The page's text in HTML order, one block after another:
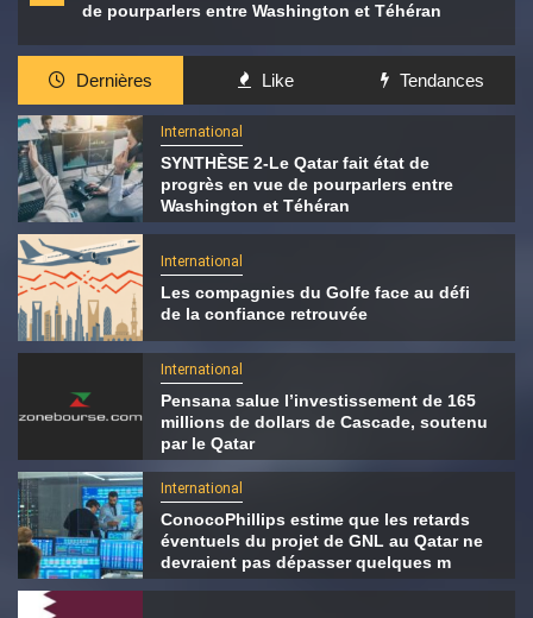
de pourparlers entre Washington et Téhéran
Dernières Like Tendances
International
SYNTHÈSE 2-Le Qatar fait état de
progrès en vue de pourparlers entre
Washington et Téhéran
International
Les compagnies du Golfe face au défi
de la confiance retrouvée
International
Pensana salue l’investissement de 165
millions de dollars de Cascade, soutenu
par le Qatar
International
ConocoPhillips estime que les retards
éventuels du projet de GNL au Qatar ne
devraient pas dépasser quelques m